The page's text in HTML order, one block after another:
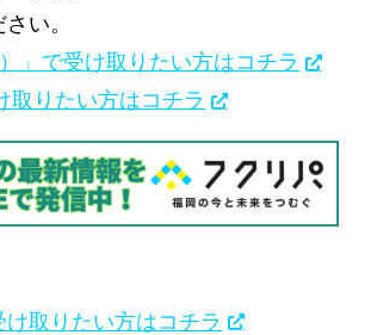
い。
」で受け取りたい方はコチラ
取りたい方はコチラ
け取りたい方はコチラ